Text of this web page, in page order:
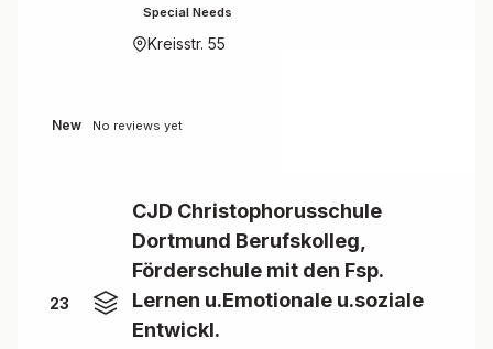
Special Needs
Kreisstr. 55
New No reviews yet
23
CJD Christophorusschule
Dortmund Berufskolleg,
Förderschule mit den Fsp.
Lernen u.Emotionale u.soziale
Entwickl.